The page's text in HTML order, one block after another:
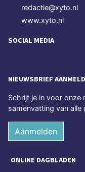
redactie@xyto.nl
www.xyto.nl
SOCIAL MEDIA
NIEUWSBRIEF
Schrijf je in voor onze
samenvatting van alle
Aanmelden
ONLINE DAGBLADEN